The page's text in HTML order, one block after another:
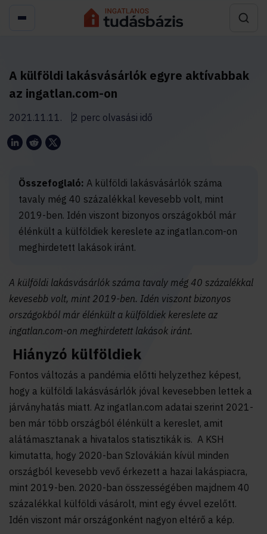
A külföldi lakásvásárlók egyre aktívabbak
az ingatlan.com-on
2021.11.11. 2 perc olvasási idő
Összefoglaló: A külföldi lakásvásárlók száma
tavaly még 40 százalékkal kevesebb volt, mint
2019-ben. Idén viszont bizonyos országokból már
élénkült a külföldiek kereslete az ingatlan.com-on
meghirdetett lakások iránt.
A külföldi lakásvásárlók száma tavaly még 40 százalékkal
kevesebb volt, mint 2019-ben. Idén viszont bizonyos
országokból már élénkült a külföldiek kereslete az
ingatlan.com-on meghirdetett lakások iránt.
Hiányzó külföldiek
Fontos változás a pandémia előtti helyzethez képest,
hogy a külföldi lakásvásárlók jóval kevesebben lettek a
járványhatás miatt. Az ingatlan.com adatai szerint 2021-
ben már több országból élénkült a kereslet, amit
alátámasztanak a hivatalos statisztikák is. A KSH
kimutatta, hogy 2020-ban Szlovákián kívül minden
országból kevesebb vevő érkezett a hazai lakáspiacra,
mint 2019-ben. 2020-ban összességében majdnem 40
százalékkal külföldi vásárolt, mint egy évvel ezelőtt.
Idén viszont már országonként nagyon eltérő a kép.